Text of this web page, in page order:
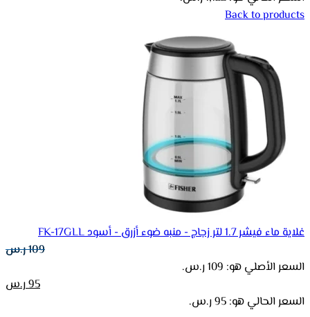
Back to products
غلاية ماء فيشر 1.7 لتر زجاج - منبه ضوء أزرق - أسود FK-17GLL
109ر.س
السعر الأصلي هو: 109 ر.س.
95ر.س
السعر الحالي هو: 95 ر.س.